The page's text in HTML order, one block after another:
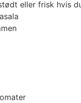
eller frisk hvis